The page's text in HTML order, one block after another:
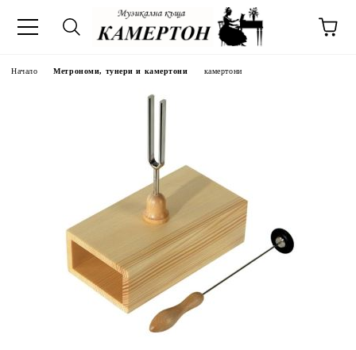
Начало Метрономи, тунери и камертони камертони